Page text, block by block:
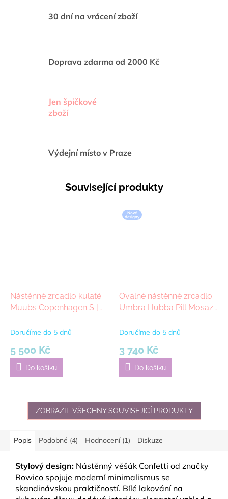
30 dní na vrácení zboží
Doprava zdarma od 2000 Kč
Jen špičkové
zboží
Výdejní místo v Praze
Související produkty
Nástěnné zrcadlo kulaté
Muubs Copenhagen S |
Doručíme do 5 dnů
5 500 Kč
Do košíku
Nové
designy
Oválné nástěnné zrcadlo
Umbra Hubba Pill Mosaz,
Doručíme do 5 dnů
3 740 Kč
Do košíku
ZOBRAZIT VŠECHNY SOUVISEJÍCÍ PRODUKTY
Popis Podobné (4) Hodnocení (1) Diskuze
Stylový design: Nástěnný věšák Confetti od značky
Rowico spojuje moderní minimalismus se
skandinávskou praktičností. Bílé lakování na